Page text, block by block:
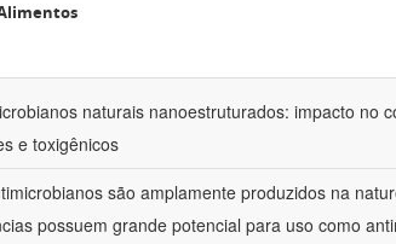
naturais nanoestruturados: impacto no
e toxigênicos
são amplamente produzidos na
possuem grande potencial para uso como